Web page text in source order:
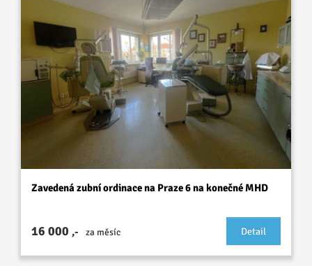
Zavedená zubní ordinace na Praze 6 na konečné MHD
16 000 ,- za měsíc Detail